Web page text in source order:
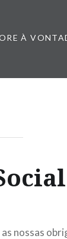
À
nossas